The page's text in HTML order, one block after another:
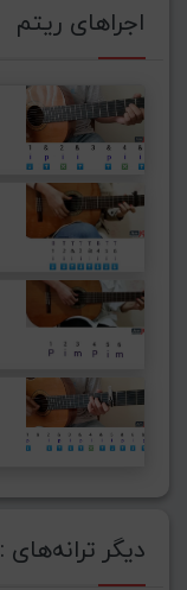
اجراهای ریتم
دیگر ترانه‌های